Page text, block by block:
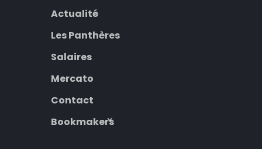
Actualité
Les Panthères
Salaires
Mercato
Contact
Bookmakers